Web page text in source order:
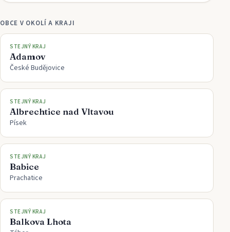
OBCE V OKOLÍ A KRAJI
STEJNÝ KRAJ
Adamov
České Budějovice
STEJNÝ KRAJ
Albrechtice nad Vltavou
Písek
STEJNÝ KRAJ
Babice
Prachatice
STEJNÝ KRAJ
Balkova Lhota